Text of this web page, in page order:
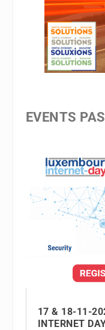
EVENTS
17 & 18-11-
INTERNET